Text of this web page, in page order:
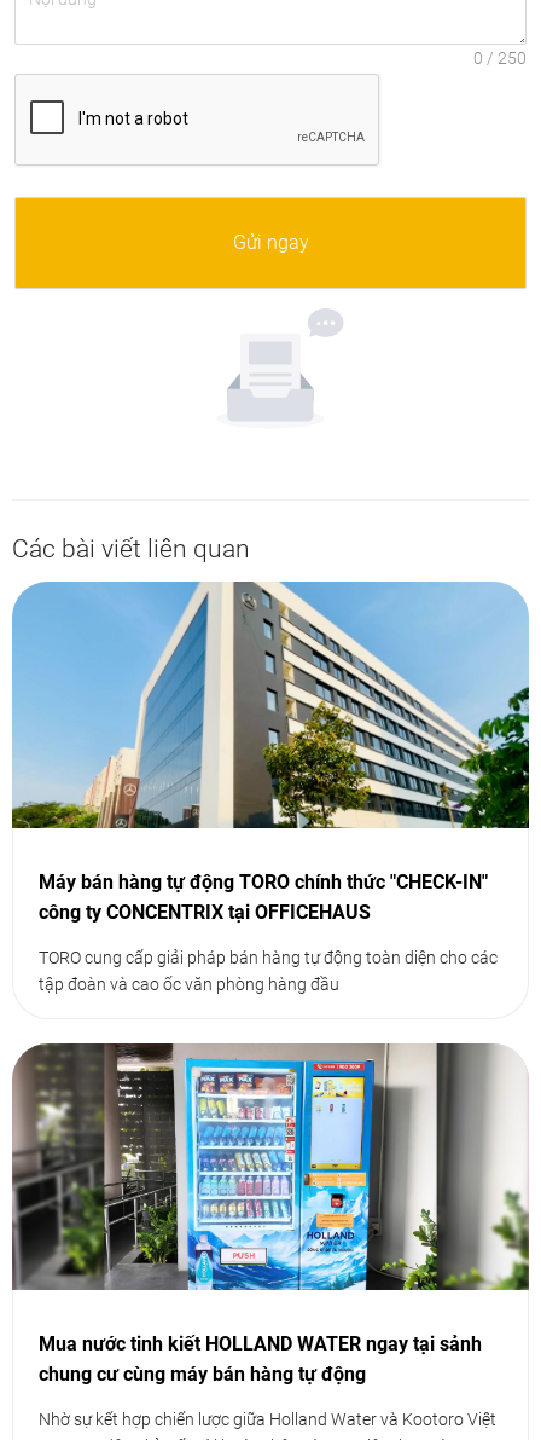
Gửi ngay
Các bài viết liên quan
Máy bán hàng tự động TORO chính thức "CHECK-IN"
công ty CONCENTRIX tại OFFICEHAUS
TORO cung cấp giải pháp bán hàng tự động toàn diện cho các
tập đoàn và cao ốc văn phòng hàng đầu
Mua nước tinh kiết HOLLAND WATER ngay tại sảnh
chung cư cùng máy bán hàng tự động
Nhờ sự kết hợp chiến lược giữa Holland Water và Kootoro Việt